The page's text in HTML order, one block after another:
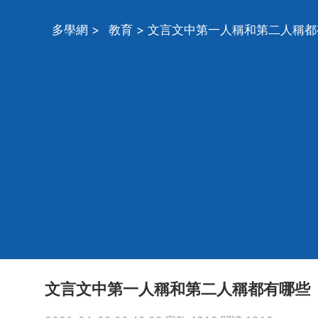
多學網 > 教育 > 文言文中第一人稱和第二人稱
文言文中第一人稱和第二人稱都有哪些